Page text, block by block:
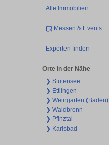
Alle Immobilien
Messen & Events
Experten finden
Orte in der Nähe
❯ Stutensee
❯ Ettlingen
❯ Weingarten (Baden)
❯ Waldbronn
❯ Pfinztal
❯ Karlsbad